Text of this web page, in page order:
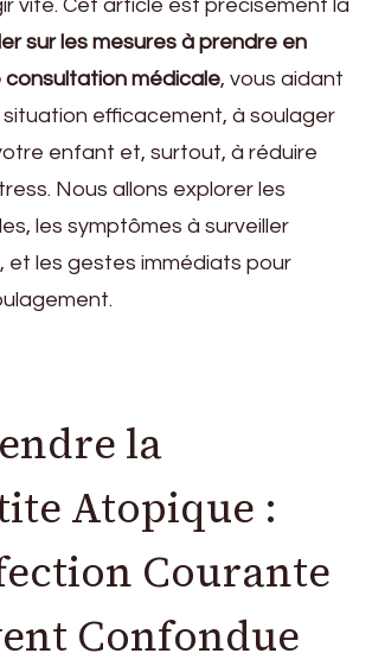
vite. Cet article est précisément là
sur les mesures à prendre en
médicale, vous aidant
situation efficacement, à soulager
enfant et, surtout, à réduire
Nous allons explorer les
les symptômes à surveiller
les gestes immédiats pour
la
Atopique :
Courante
Confondue